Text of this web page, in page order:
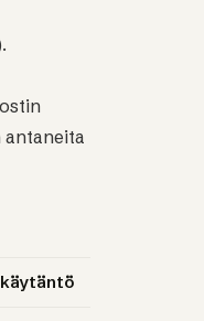
antaneita